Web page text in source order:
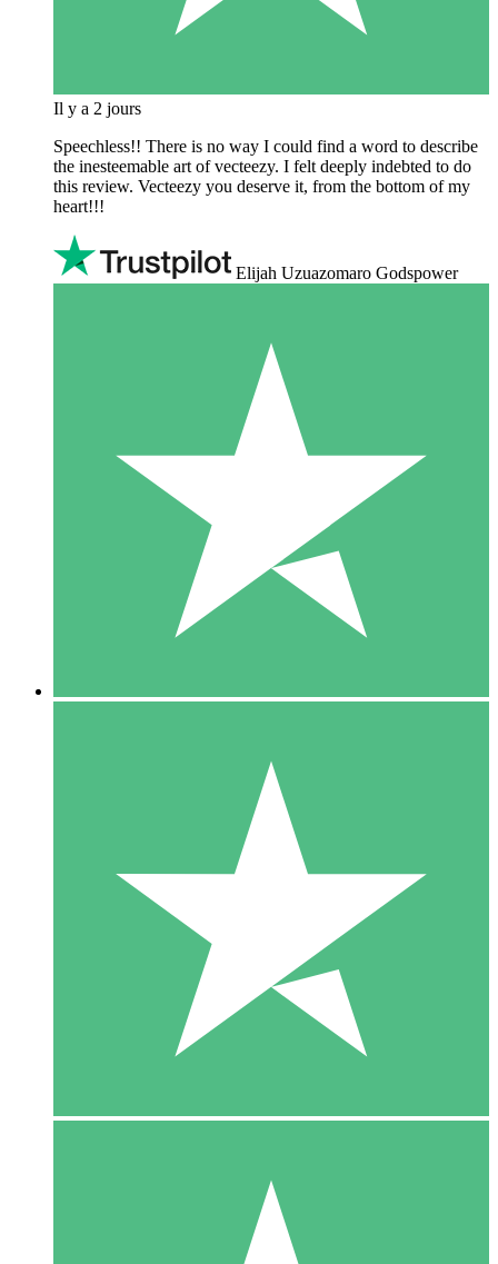
Il y a 2 jours
Speechless!! There is no way I could find a word to describe
the inesteemable art of vecteezy. I felt deeply indebted to do
this review. Vecteezy you deserve it, from the bottom of my
heart!!!
Elijah Uzuazomaro Godspower